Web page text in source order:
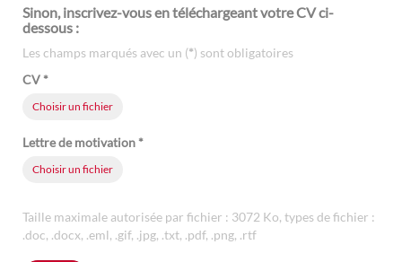
Sinon, inscrivez-vous en téléchargeant votre CV ci-
dessous :
Les champs marqués avec un (*) sont obligatoires
CV*
Choisir un fichier
Lettre de motivation*
Choisir un fichier
Taille maximale autorisée par fichier : 3072 Ko, types de fichier :
.doc, .docx, .eml, .gif, .jpg, .txt, .pdf, .png, .rtf